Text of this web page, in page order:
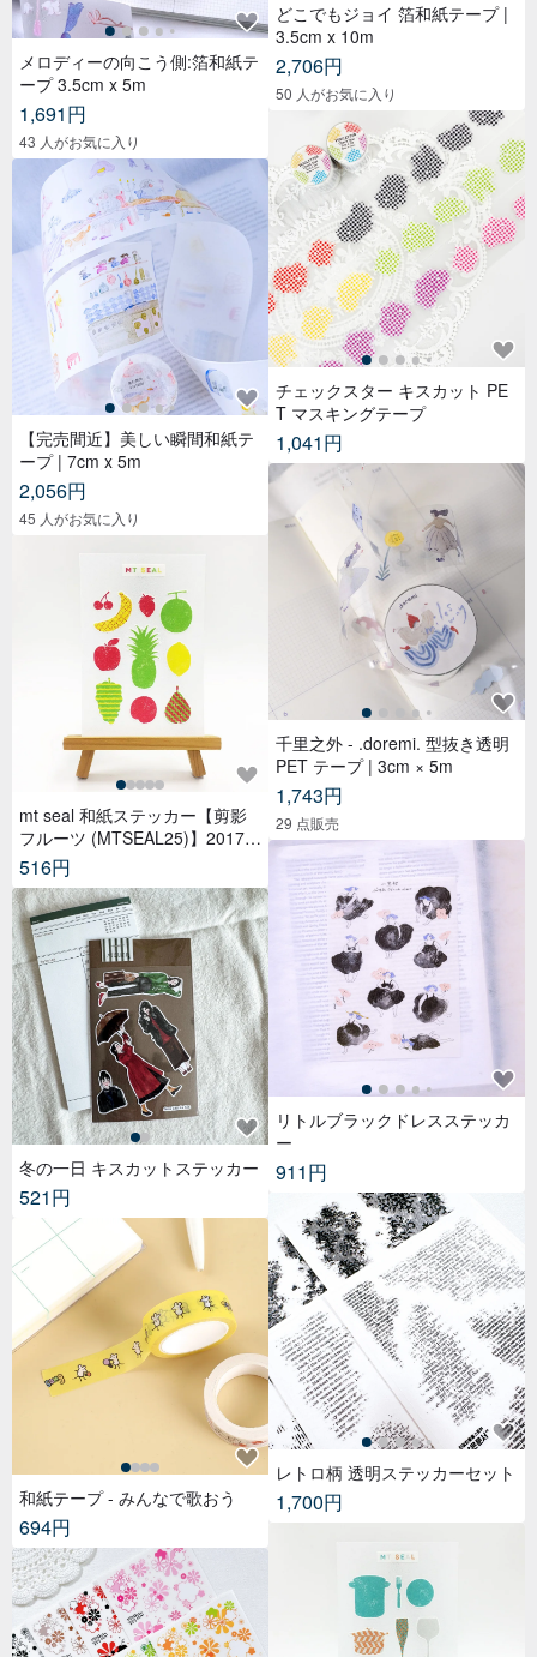
メロディーの向こう側:箔和紙テ
ープ 3.5cm x 5m
1,691円
43 人がお気に入り
【完売間近】美しい瞬間和紙テ
ープ | 7cm x 5m
2,056円
45 人がお気に入り
mt seal 和紙ステッカー【剪影
フルーツ (MTSEAL25)】2017A
W
516円
冬の一日 キスカットステッカー
521円
和紙テープ - みんなで歌おう
694円
どこでもジョイ 箔和紙テープ |
3.5cm x 10m
2,706円
50 人がお気に入り
チェックスター キスカット PE
T マスキングテープ
1,041円
千里之外 - .doremi. 型抜き透明
PET テープ | 3cm × 5m
1,743円
29 点販売
リトルブラックドレスステッカ
ー
911円
レトロ柄 透明ステッカーセット
1,700円